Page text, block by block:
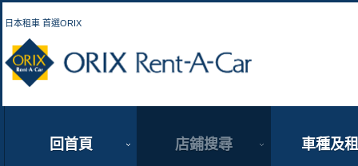
日本租車 首選ORIX
回首頁 店鋪搜尋 車種及